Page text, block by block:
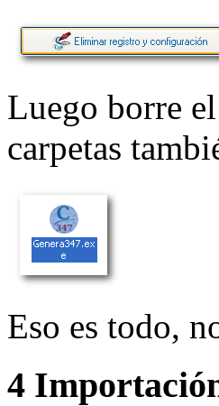
Luego borre
carpetas
Eso es todo,
4